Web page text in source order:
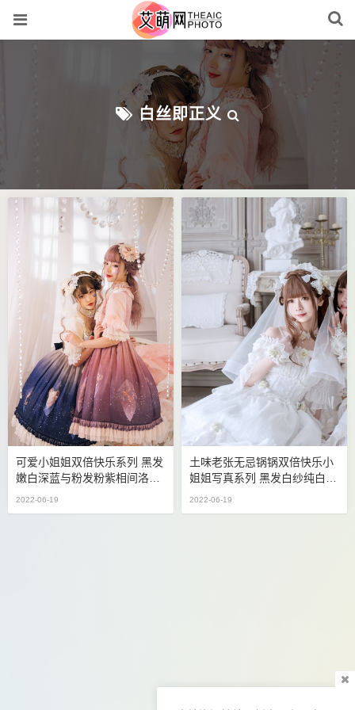
白丝即正义
可爱小姐姐双倍快乐系列 黑发
嫩白深蓝与粉发粉紫相间洛丽
2022-06-19
土味老张无忌锅锅双倍快乐小
姐姐写真系列 黑发白纱纯白色
2022-06-19